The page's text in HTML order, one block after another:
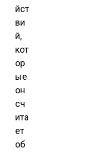
йст
ви
й,
кот
ор
ые
он
сч
ита
ет
об